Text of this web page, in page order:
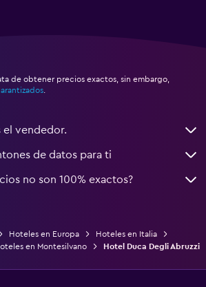
de obtener precios exactos, sin embargo,
el vendedor.
de datos para ti
no son 100% exactos?
Hoteles en Europa
Hoteles en Italia
en Montesilvano Hotel Duca Degli Abruzzi